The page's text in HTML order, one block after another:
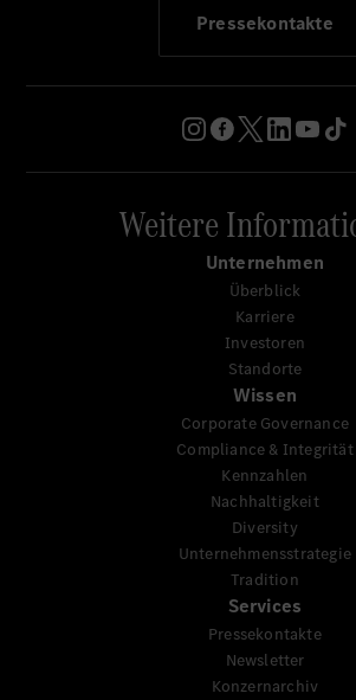
Pressekontakte
Weitere
Unternehmen
Überblick
Karriere
Investoren
Standorte
Wissen
Corporate Governance
Compliance & Integrität
Kennzahlen
Nachhaltigkeit
Diversity
Unternehmensstrategie
Tradition
Services
Pressekontakte
Newsletter
Konzernarchiv